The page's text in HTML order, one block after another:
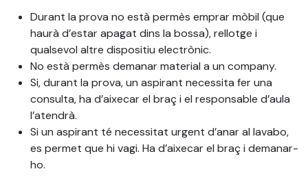
Durant la prova no està permès emprar mòbil (que
haurà d’estar apagat dins la bossa), rellotge i
qualsevol altre dispositiu electrònic.
No està permès demanar material a un company.
Si, durant la prova, un aspirant necessita fer una
consulta, ha d’aixecar el braç i el responsable d’aula
l’atendrà.
Si un aspirant té necessitat urgent d’anar al lavabo,
es permet que hi vagi. Ha d’aixecar el braç i demanar-
ho.